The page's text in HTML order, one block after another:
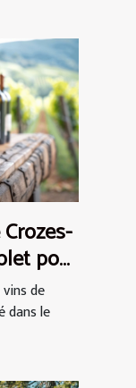
pour
de
dans le